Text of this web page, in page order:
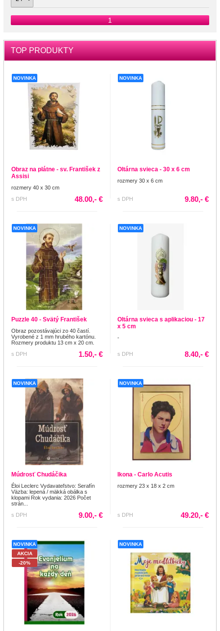
1
TOP PRODUKTY
NOVINKA
Obraz na plátne - sv. František z
Assisi
rozmery 40 x 30 cm
s DPH
48.00,- €
NOVINKA
Oltárna svieca - 30 x 6 cm
rozmery 30 x 6 cm
s DPH 9.80,- €
NOVINKA
Puzzle 40 - Svätý František
Obraz pozostávajúci zo 40 častí.
Vyrobené z 1 mm hrubého kartónu.
Rozmery produktu 13 cm x 20 cm.
s DPH
1.50,- €
NOVINKA
Oltárna svieca s aplikaciou - 17
x 5 cm
-
s DPH 8.40,- €
NOVINKA
Múdrosť Chudáčika
Éloi Leclerc Vydavateľstvo: Serafín
Väzba: lepená / mäkká obálka s
klopami Rok vydania: 2026 Počet
strán...
s DPH
9.00,- €
NOVINKA
Ikona - Carlo Acutis
rozmery 23 x 18 x 2 cm
s DPH 49.20,- €
NOVINKA
AKCIA
-20%
NOVINKA